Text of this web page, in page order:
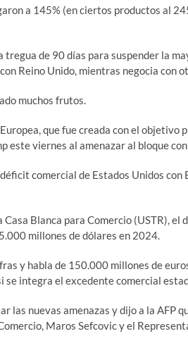
a 145% (en ciertos productos al
tregua de 90 días para suspender la
Reino Unido, mientras negocia con
muchos frutos.
que fue creada con el objetivo
este viernes al amenazar al bloque
comercial de Estados Unidos
Blanca para Comercio (USTR),
millones de dólares en 2024.
y habla de 150.000 millones de
integra el excedente comercial
las nuevas amenazas y dijo a la AFP
Maros Sefcovic y el